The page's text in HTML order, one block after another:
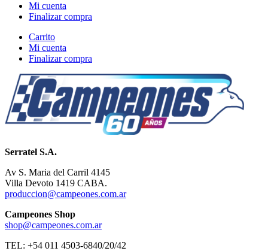
Mi cuenta
Finalizar compra
Carrito
Mi cuenta
Finalizar compra
Serratel S.A.
Av S. Maria del Carril 4145
Villa Devoto 1419 CABA.
produccion@campeones.com.ar
Campeones Shop
shop@campeones.com.ar
TEL: +54 011 4503-6840/20/42